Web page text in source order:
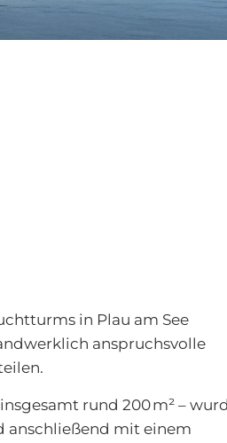
in Plau am See
anspruchsvolle
rund 200 m² –
anschließend mit einem